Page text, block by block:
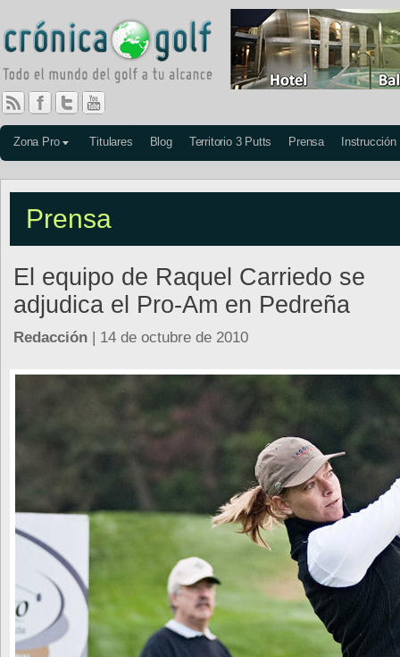
Zona Pro Titulares Blog Territorio 3 Putts Prensa Instrucción
Prensa
El equipo de Raquel Carriedo se
adjudica el Pro-Am en Pedreña
Redacción | 14 de octubre de 2010